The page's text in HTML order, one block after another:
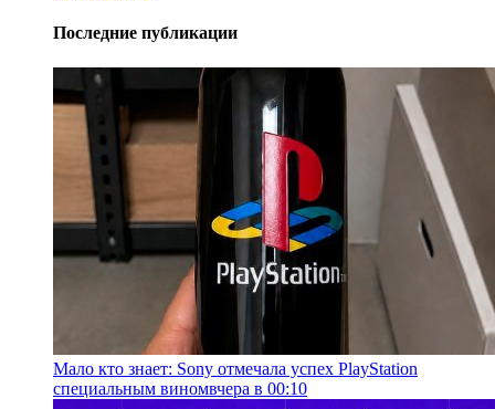
Последние публикации
Мало кто знает: Sony отмечала успех PlayStation
специальным виномвчера в 00:10